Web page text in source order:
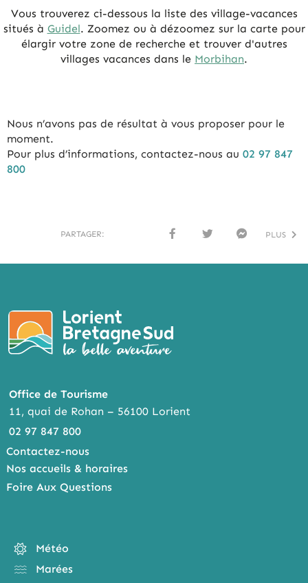
Vous trouverez ci-dessous la liste des village-vacances
situés à Guidel. Zoomez ou à dézoomez sur la carte pour
élargir votre zone de recherche et trouver d'autres
villages vacances dans le Morbihan.
Nous n’avons pas de résultat à vous proposer pour le
moment.
Pour plus d’informations, contactez-nous au 02 97 847
800
PARTAGER:
BOO
TTER
ENG
PLUS
Office de Tourisme
11, quai de Rohan – 56100 Lorient
02 97 847 800
Contactez-nous
Nos accueils & horaires
Foire Aux Questions
Météo
Marées